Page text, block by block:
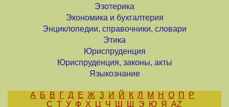
Эзотерика
Экономика и бухгалтерия
Энциклопедии, справочники, словари
Этика
Юриспруденция
Юриспруденция, законы, акты
Языкознание
А Б В Г Д Е Ж З И Й К Л М Н О П
Р
С Т У Ф Х Ц Ч Ш Щ Э Ю Я AZ